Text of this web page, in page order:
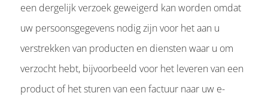
een dergelijk verzoek geweigerd kan worden omdat
uw persoonsgegevens nodig zijn voor het aan u
verstrekken van producten en diensten waar u om
verzocht hebt, bijvoorbeeld voor het leveren van een
product of het sturen van een factuur naar uw e-